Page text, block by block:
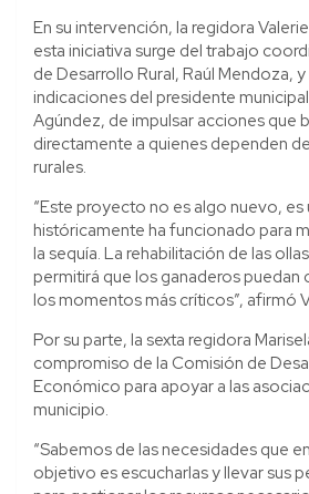
En su intervención, la regidora
esta iniciativa surge del trabajo
de Desarrollo Rural, Raúl Mendoza,
indicaciones del presidente
Agúndez, de impulsar acciones que
directamente a quienes dependen
rurales.
“Este proyecto no es algo nuevo, es
históricamente ha funcionado para
la sequía. La rehabilitación de las
permitirá que los ganaderos puedan
los momentos más críticos”, afirmó
Por su parte, la sexta regidora
compromiso de la Comisión de
Económico para apoyar a las
municipio.
“Sabemos de las necesidades que
objetivo es escucharlas y llevar sus